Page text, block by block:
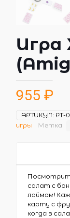
Игра
955 ₽
АРТИКУЛ: РТ-
игры
Метка:
салат с
лаймом!
карту с
когда в